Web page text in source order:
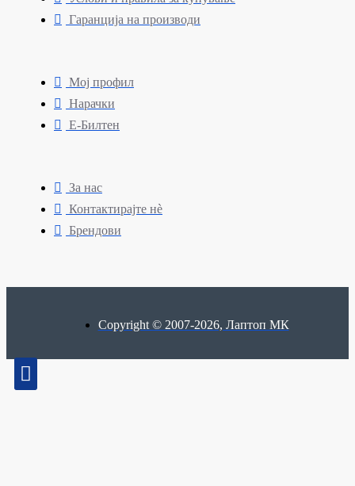
Гаранција на производи
Мој профил
Нарачки
Е-Билтен
За нас
Контактирајте нè
Брендови
Copyright © 2007-2026, Лаптоп МК